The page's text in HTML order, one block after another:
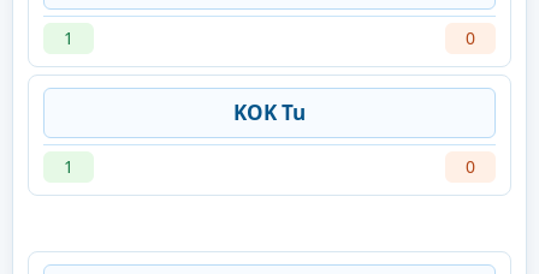
1 0
KOK Tu
1 0